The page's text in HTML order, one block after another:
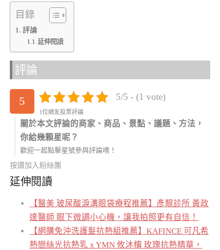
目錄
評論
延伸閱讀
評論
5 5/5 - (1 vote)
1位網友投票評論
關於本文評論的商家、商品、景點、議題、方法，
你給幾顆星呢？
歡迎一起點擊星號參與評論唷！
按讚加入粉絲團
延伸閱讀
【醫美 玻尿酸淚溝眼袋療程推薦】彥靚診所 黃政
達醫師 眼下微調小心機，讓我拍照更有自信！
【網購免沖洗護髮抗熱組推薦】KAFINCE 可凡希
熱戀絲光抗熱乳 x YMN 攸沐橣 玫瑰抗熱精華，